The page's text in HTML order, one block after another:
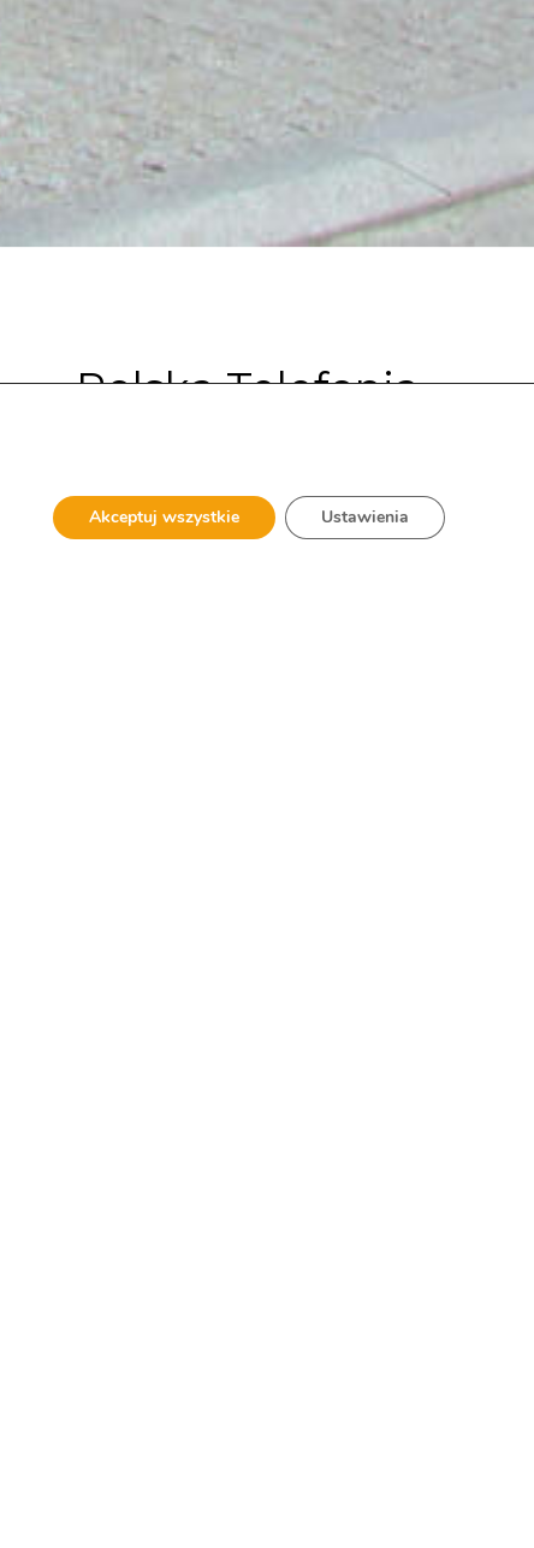
Polska Telefonia
Regionalne,
Kraków
Akceptuj wszystkie Ustawienia